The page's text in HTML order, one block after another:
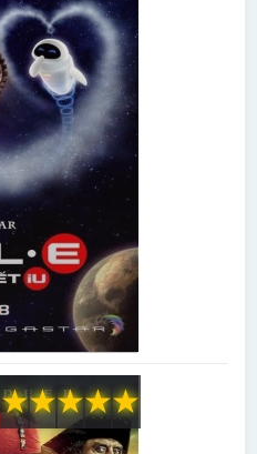
★
★
★
★
★